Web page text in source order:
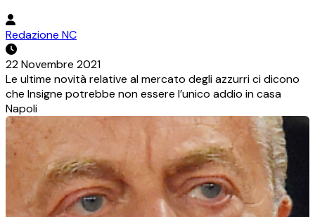
Redazione NC
22 Novembre 2021
Le ultime novità relative al mercato degli azzurri ci dicono
che Insigne potrebbe non essere l’unico addio in casa
Napoli